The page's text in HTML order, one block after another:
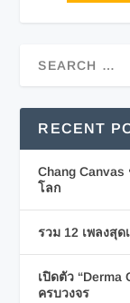
RECENT
Chang
โลก
รวม 12 เพลงสุ
เปิดตัว “Derma
ครบวงจร